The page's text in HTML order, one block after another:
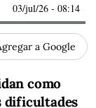
03/jul/26 - 08:14
a Google
como
dificultades